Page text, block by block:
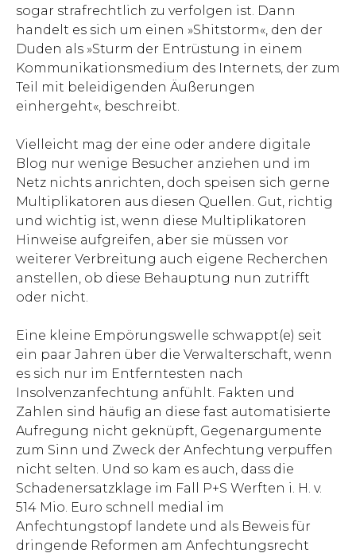
sogar strafrechtlich zu verfolgen ist. Dann
handelt es sich um einen »Shitstorm«, den der
Duden als »Sturm der Entrüstung in einem
Kommunikationsmedium des Internets, der zum
Teil mit beleidigenden Äußerungen
einhergeht«, beschreibt.
Vielleicht mag der eine oder andere digitale
Blog nur wenige Besucher anziehen und im
Netz nichts anrichten, doch speisen sich gerne
Multiplikatoren aus diesen Quellen. Gut, richtig
und wichtig ist, wenn diese Multiplikatoren
Hinweise aufgreifen, aber sie müssen vor
weiterer Verbreitung auch eigene Recherchen
anstellen, ob diese Behauptung nun zutrifft
oder nicht.
Eine kleine Empörungswelle schwappt(e) seit
ein paar Jahren über die Verwalterschaft, wenn
es sich nur im Entferntesten nach
Insolvenzanfechtung anfühlt. Fakten und
Zahlen sind häufig an diese fast automatisierte
Aufregung nicht geknüpft, Gegenargumente
zum Sinn und Zweck der Anfechtung verpuffen
nicht selten. Und so kam es auch, dass die
Schadenersatzklage im Fall P+S Werften i. H. v.
514 Mio. Euro schnell medial im
Anfechtungstopf landete und als Beweis für
dringende Reformen am Anfechtungsrecht